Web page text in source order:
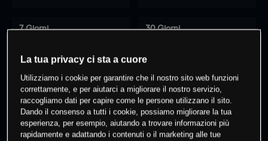
7 Giorni 30 Giorni
0% dei clienti hanno posizioni su
questo prodotto
La tua privacy ci sta a cuore
Utilizziamo i cookie per garantire che il nostro sito web funzioni
correttamente, e per aiutarci a migliorare il nostro servizio,
raccogliamo dati per capire come le persone utilizzano il sito.
Dando il consenso a tutti i cookie, possiamo migliorare la tua
esperienza, per esempio, aiutando a trovare informazioni più
rapidamente e adattando i contenuti o il marketing alle tue